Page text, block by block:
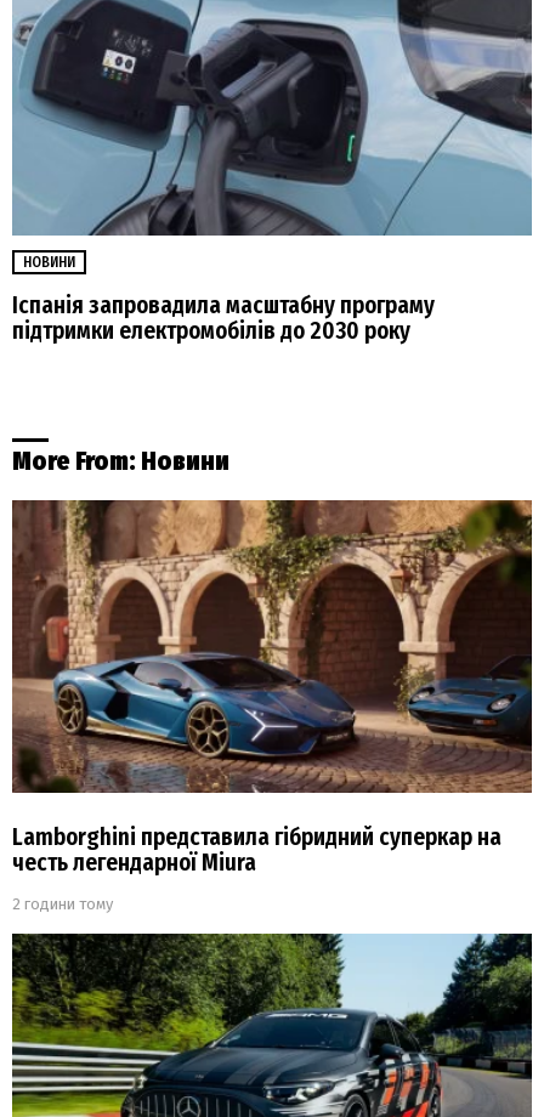
НОВИНИ
Іспанія запровадила масштабну програму
підтримки електромобілів до 2030 року
More From: Новини
Lamborghini представила гібридний суперкар на
честь легендарної Miura
2 години тому